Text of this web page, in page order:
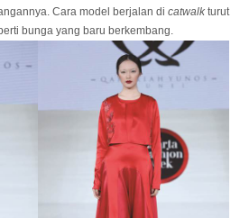
Cara model berjalan di catwalk turut
bunga yang baru berkembang.